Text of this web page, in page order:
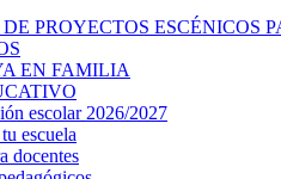
PROYECTOS ESCÉNICOS
EN FAMILIA
escolar 2026/2027
escuela
docentes